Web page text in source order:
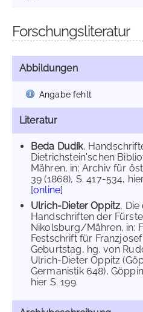
Forschungsliteratur
Abbildungen
Angabe fehlt
Literatur
Beda Dudík,
Dietrichstein'schen
Mähren, in: Archiv für
39 (1868), S. 417-534,
[online]
Ulrich-Dieter Oppitz,
Handschriften der
Nikolsburg/Mähren, in:
Festschrift für
Geburtstag, hg. von
Ulrich-Dieter Oppitz
Germanistik 648),
hier S. 199.